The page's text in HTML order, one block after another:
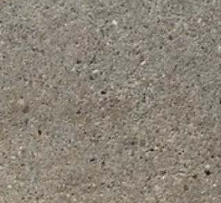
ら、とても調子がいい！最近オーブン料理をよく
するので小...